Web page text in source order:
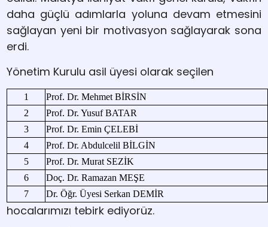
daha güçlü adımlarla yoluna devam etmesini
sağlayan yeni bir motivasyon sağlayarak sona
erdi.
Yönetim Kurulu asil üyesi olarak seçilen
1
Prof. Dr. Mehmet BİRSİN
2
Prof. Dr. Yusuf BATAR
3
Prof. Dr. Emin ÇELEBİ
4
Prof. Dr. Abdulcelil BİLGİN
5
Prof. Dr. Murat SEZİK
6
Doç. Dr. Ramazan MEŞE
7
Dr. Öğr. Üyesi Serkan DEMİR
hocalarımızı tebirk ediyorüz.